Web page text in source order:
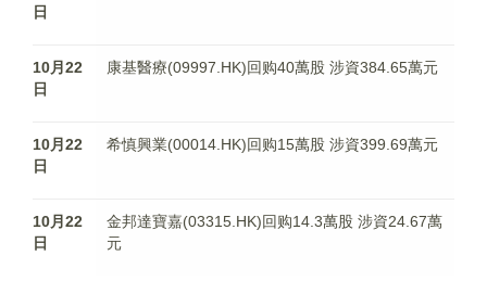
日
10月22
日
康基醫療(09997.HK)回购40萬股 涉資384.65萬元
10月22
日
希慎興業(00014.HK)回购15萬股 涉資399.69萬元
10月22
日
金邦達寶嘉(03315.HK)回购14.3萬股 涉資24.67萬
元